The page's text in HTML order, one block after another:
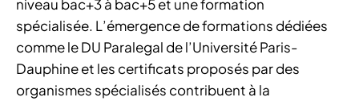
niveau bac+3 à bac+5 et une formation
spécialisée. L’émergence de formations dédiées
comme le DU Paralegal de l’Université Paris-
Dauphine et les certificats proposés par des
organismes spécialisés contribuent à la